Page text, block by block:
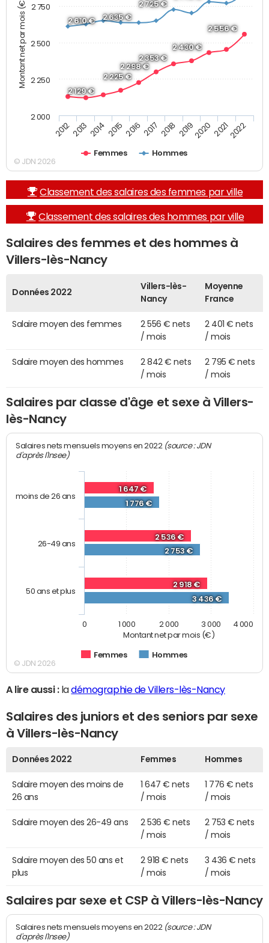
Montant net par mois (€)
2 129 €
2 225 €
2 298 €
2 353 €
2 430 €
2 556 €
2 610 € 2 635 €
2 725 €
Femmes Hommes
2012 2013 2014 2015 2016 2017 2018 20192020 20212022
2 000
2 250
2 500
2 750
© JDN 2026
Classement des salaires des femmes par ville
Classement des salaires des hommes par ville
Salaires des femmes et des hommes à
Villers-lès-Nancy
Données 2022
Villers-lès-
Nancy
Moyenne
France
Salaire moyen des femmes
2 556 € nets
/ mois
2 401 € nets
/ mois
Salaire moyen des hommes
2 842 € nets
/ mois
2 795 € nets
/ mois
Salaires par classe d'âge et sexe à Villers-
lès-Nancy
Montant net par mois (€)
Salaires nets mensuels moyens en 2022 (source : JDN
d'après l'Insee)
1 647 €
2 536 €
2 918 €
1 776 €
2 753 €
3 436 €
Femmes Hommes
moins de 26 ans
26-49 ans
50 ans et plus
0 1 000 2 000 3 000 4 000
© JDN 2026
A lire aussi :ladémographie de Villers-lès-Nancy
Salaires des juniors et des seniors par sexe
à Villers-lès-Nancy
Données 2022 Femmes Hommes
Salaire moyen des moins de
26 ans
1 647 € nets
/ mois
1 776 € nets
/ mois
Salaire moyen des 26-49 ans
2 536 € nets
/ mois
2 753 € nets
/ mois
Salaire moyen des 50 ans et
plus
2 918 € nets
/ mois
3 436 € nets
/ mois
Salaires par sexe et CSP à Villers-lès-Nancy
Salaires nets mensuels moyens en 2022 (source : JDN
d'après l'Insee)